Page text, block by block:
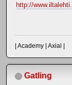
http://
| Academy | Axial |
Gatling